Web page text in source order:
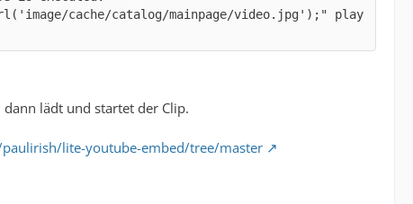
cache/catalog/mainpage/video.jpg');" play
lädt und startet der Clip.
lite-youtube-embed/tree/master